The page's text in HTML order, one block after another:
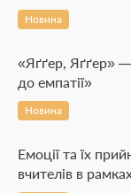
Новина
«Яґґер, Яґґер»
до емпатії»
Новина
Емоції та їх
вчителів в